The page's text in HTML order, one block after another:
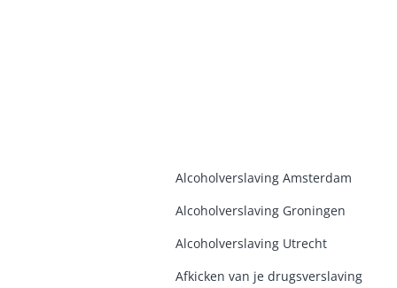
Alcoholverslaving Amsterdam
Alcoholverslaving Groningen
Alcoholverslaving Utrecht
Afkicken van je drugsverslaving